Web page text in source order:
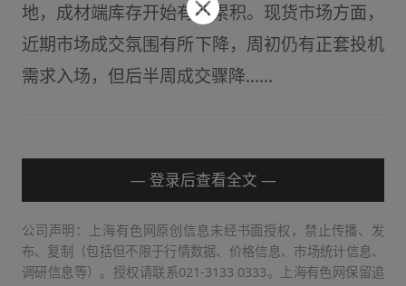
地，成材端库存开始有所累积。现货市场方面，
近期市场成交氛围有所下降，周初仍有正套投机
需求入场，但后半周成交骤降......
— 登录后查看全文 —
公司声明：上海有色网原创信息未经书面授权，禁止传播、发
布、复制（包括但不限于行情数据、价格信息、市场统计信息、
调研信息等）。授权请联系021-3133 0333。上海有色网保留追